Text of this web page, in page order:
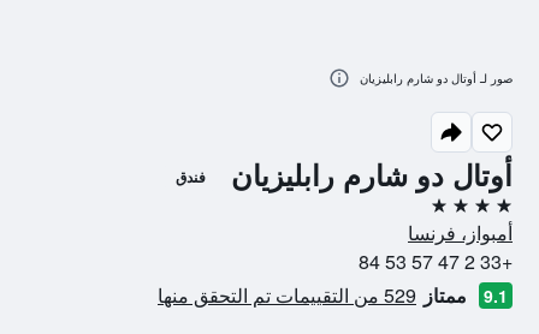
أوتال دو شارم رابليزيان فندق
4 نجوم
أمبواز، فرنسا
+33 2 47 57 53 84
9.1 ممتاز 529 من التقييمات تم التحقق منها
صور لـ أوتال دو شارم رابليزيان